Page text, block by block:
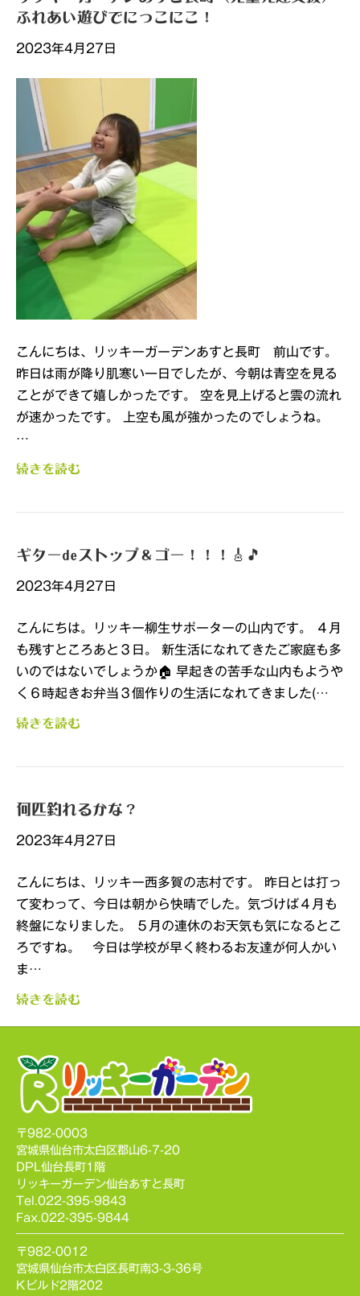
ふれあい遊びでにっこにこ！
2023年4月27日
こんにちは、リッキーガーデンあすと長町 前山です。
昨日は雨が降り肌寒い一日でしたが、今朝は青空を見る
ことができて嬉しかったです。 空を見上げると雲の流れ
が速かったです。 上空も風が強かったのでしょうね。
…
続きを読む
ギターdeストップ＆ゴー！！！🎸🎵
2023年4月27日
こんにちは。リッキー柳生サポーターの山内です。 ４月
も残すところあと３日。 新生活になれてきたご家庭も多
いのではないでしょうか🏠 早起きの苦手な山内もようや
く６時起きお弁当３個作りの生活になれてきました(…
続きを読む
何匹釣れるかな？
2023年4月27日
こんにちは、リッキー西多賀の志村です。 昨日とは打っ
て変わって、今日は朝から快晴でした。気づけば４月も
終盤になりました。 ５月の連休のお天気も気になるとこ
ろですね。 今日は学校が早く終わるお友達が何人かい
ま…
続きを読む
〒982-0003
宮城県仙台市太白区郡山6-7-20
DPL仙台長町1階
リッキーガーデン仙台あすと長町
Tel.022-395-9843
Fax.022-395-9844
〒982-0012
宮城県仙台市太白区長町南3-3-36号
Kビルド2階202